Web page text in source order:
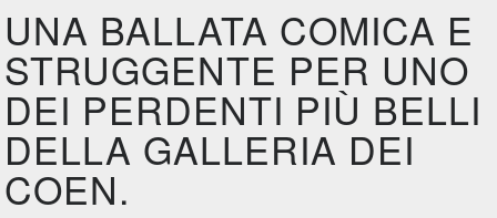
UNA BALLATA COMICA E
STRUGGENTE PER UNO
DEI PERDENTI PIÙ BELLI
DELLA GALLERIA DEI
COEN.